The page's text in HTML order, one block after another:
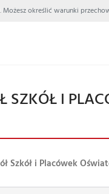
określić warunki
SZKÓŁ I
Szkół i Placówek